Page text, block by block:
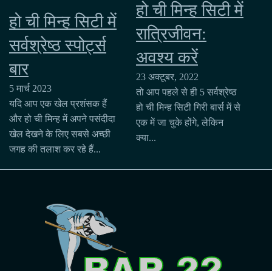
हो ची मिन्ह सिटी में
सर्वश्रेष्ठ स्पोर्ट्स
बार
5 मार्च 2023
यदि आप एक खेल प्रशंसक हैं
और हो ची मिन्ह में अपने पसंदीदा
खेल देखने के लिए सबसे अच्छी
जगह की तलाश कर रहे हैं...
हो ची मिन्ह सिटी में
रात्रिजीवन:
अवश्य करें
23 अक्टूबर, 2022
तो आप पहले से ही 5 सर्वश्रेष्ठ
हो ची मिन्ह सिटी गिरी बार्स में से
एक में जा चुके होंगे, लेकिन
क्या...